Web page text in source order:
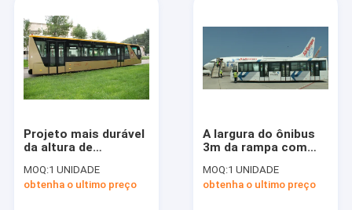
Projeto mais durável
da altura de
2700mm do ônibus
da rampa
MOQ:1 UNIDADE
obtenha o ultimo preço
A largura do ônibus
3m da rampa com
personalizou de alta
qualidade
MOQ:1 UNIDADE
obtenha o ultimo preço